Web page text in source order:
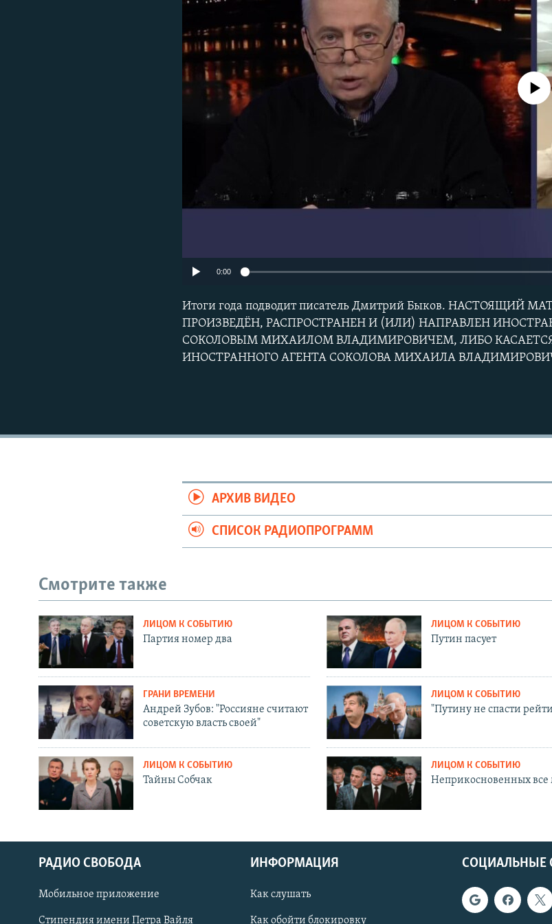
СОЦИАЛЬНЫЕ СЕТИ
No media source
0:00
Итоги года подводит писатель Дмитрий Быков. НАСТОЯЩИЙ
ПРОИЗВЕДЁН, РАСПРОСТРАНЕН И (ИЛИ) НАПРАВЛЕН
СОКОЛОВЫМ МИХАИЛОМ ВЛАДИМИРОВИЧЕМ, ЛИБО
ИНОСТРАННОГО АГЕНТА СОКОЛОВА МИХАИЛА
АРХИВ ВИДЕО
СПИСОК РАДИОПРОГРАММ
Смотрите также
ЛИЦОМ К СОБЫТИЮ
Партия номер два
ЛИЦОМ К СОБЫТИЮ
Путин пасует
ГРАНИ ВРЕМЕНИ
Андрей Зубов: "Россияне считают
советскую власть своей"
ЛИЦОМ К СОБЫТИЮ
"Путину не спасти
ЛИЦОМ К СОБЫТИЮ
Тайны Собчак
ЛИЦОМ К СОБЫТИЮ
Неприкосновенных
СОЦИАЛЬНЫЕ
РАДИО СВОБОДА
Мобильное приложение
Стипендия имени Петра Вайля
ИНФОРМАЦИЯ
Как слушать
Как обойти блокировку